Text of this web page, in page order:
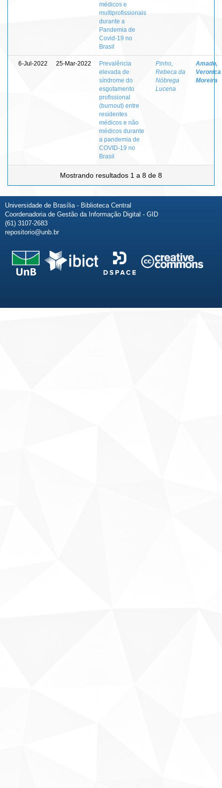
médicos e
multiprofissionais
durante a
Pandemia de
Covid-19 no
Brasil
6-Jul-2022 25-Mar-2022
Prevalência
elevada de
síndrome do
esgotamento
profissional
(burnout) entre
residentes
médicos e não
médicos durante
a pandemia de
COVID-19 no
Brasil
Pinho,
Rebeca da
Nóbrega
Lucena
Amado,
Veronica
Moreira
Mostrando resultados 1 a 8 de 8
Universidade de Brasília - Biblioteca Central
Coordenadoria de Gestão da Informação Digital - GID
(61) 3107-2683
repositorio@unb.br